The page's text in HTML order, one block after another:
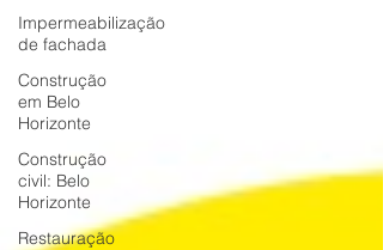
Impermeabilização
de fachada
Construção
em Belo
Horizonte
Construção
civil: Belo
Horizonte
Restauração